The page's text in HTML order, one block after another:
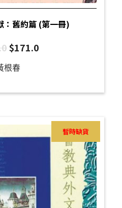
：舊約篇 (第一冊)
$171.0
根春
暫時缺貨